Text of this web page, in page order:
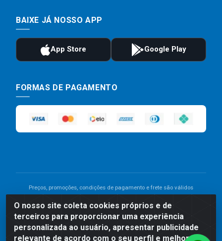
O nosso site coleta cookies próprios e de
terceiros para proporcionar uma experiência
personalizada ao usuário, apresentar publicidade
relevante de acordo com o seu perfil e melhorar a
BAIXE JÁ NOSSO APP
FORMAS DE PAGAMENTO
Preços, promoções, condições de pagamento e frete são válidos
divergência de preço de um produto, será válido o preço que for
exibido no carrinho de compras do site no momento do pagamento.
As vendas estão sujeitas a análise e disponibilidade do estoque.
Imagens de produtos meramente ilustrativas.